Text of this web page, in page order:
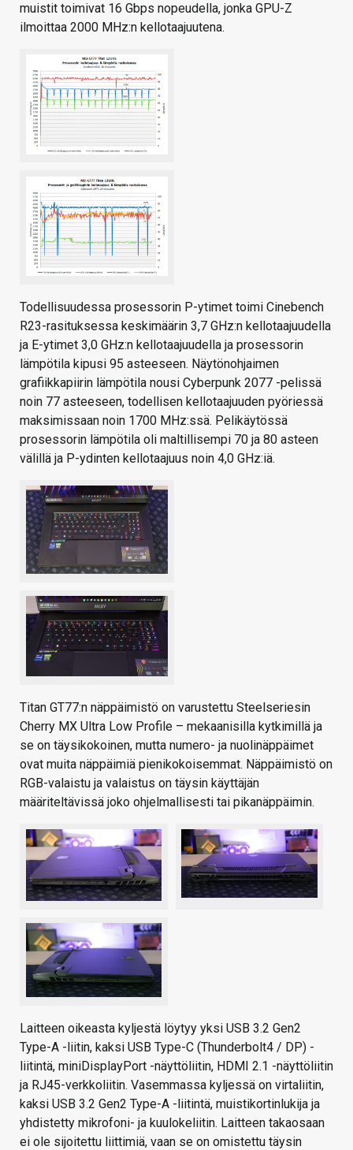
muistit toimivat 16 Gbps nopeudella, jonka GPU-Z
ilmoittaa 2000 MHz:n kellotaajuutena.
Todellisuudessa prosessorin P-ytimet toimi Cinebench
R23-rasituksessa keskimäärin 3,7 GHz:n kellotaajuudella
ja E-ytimet 3,0 GHz:n kellotaajuudella ja prosessorin
lämpötila kipusi 95 asteeseen. Näytönohjaimen
grafiikkapiirin lämpötila nousi Cyberpunk 2077 -pelissä
noin 77 asteeseen, todellisen kellotaajuuden pyöriessä
maksimissaan noin 1700 MHz:ssä. Pelikäytössä
prosessorin lämpötila oli maltillisempi 70 ja 80 asteen
välillä ja P-ydinten kellotaajuus noin 4,0 GHz:iä.
Titan GT77:n näppäimistö on varustettu Steelseriesin
Cherry MX Ultra Low Profile – mekaanisilla kytkimillä ja
se on täysikokoinen, mutta numero- ja nuolinäppäimet
ovat muita näppäimiä pienikokoisemmat. Näppäimistö on
RGB-valaistu ja valaistus on täysin käyttäjän
määriteltävissä joko ohjelmallisesti tai pikanäppäimin.
Laitteen oikeasta kyljestä löytyy yksi USB 3.2 Gen2
Type-A -liitin, kaksi USB Type-C (Thunderbolt4 / DP) -
liitintä, miniDisplayPort -näyttöliitin, HDMI 2.1 -näyttöliitin
ja RJ45-verkkoliitin. Vasemmassa kyljessä on virtaliitin,
kaksi USB 3.2 Gen2 Type-A -liitintä, muistikortinlukija ja
yhdistetty mikrofoni- ja kuulokeliitin. Laitteen takaosaan
ei ole sijoitettu liittimiä, vaan se on omistettu täysin